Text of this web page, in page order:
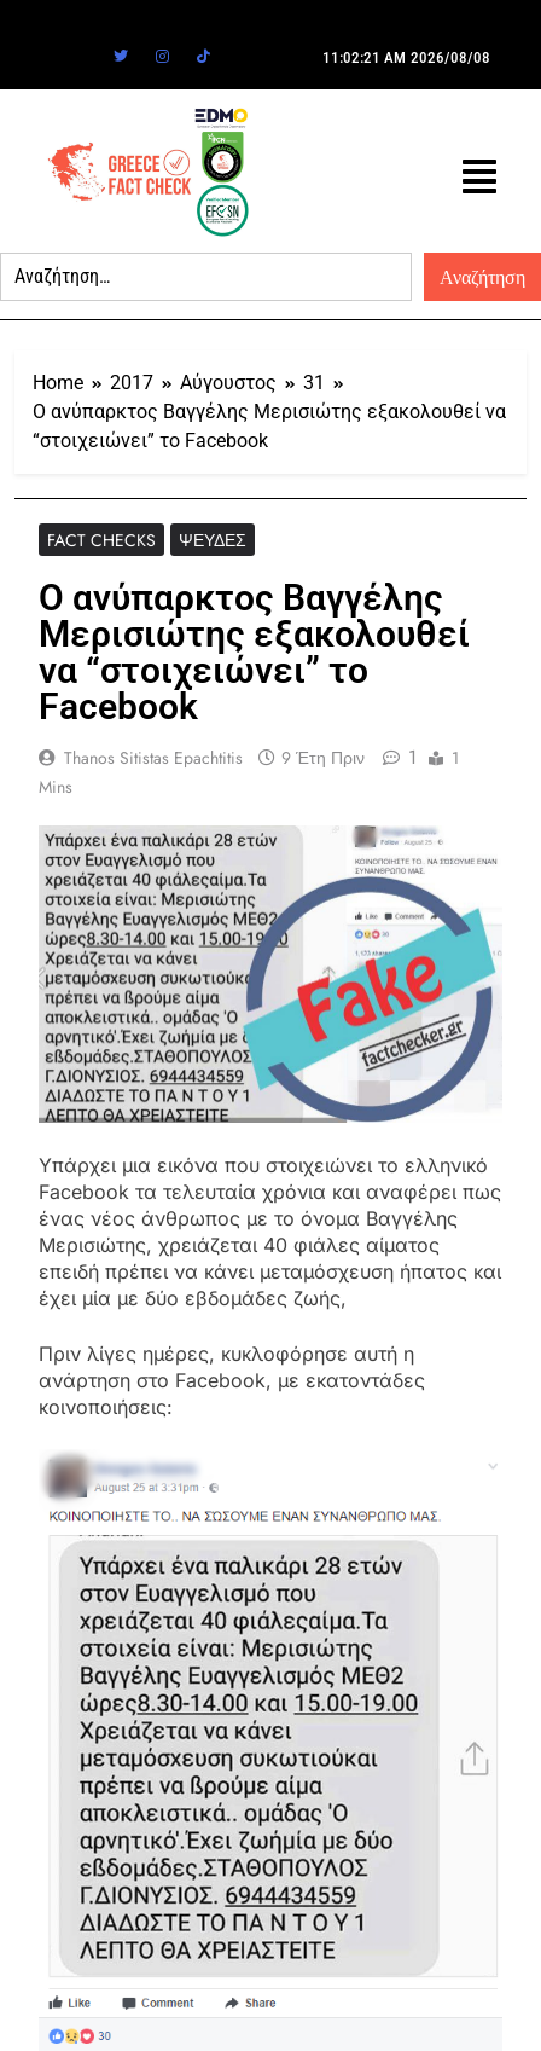
11:02:21 AM 2026/08/08
Home 2017 Αύγουστος
31
Ο ανύπαρκτος Βαγγέλης Μερισιώτης εξακολουθεί να
“στοιχειώνει” το Facebook
FACT CHECKS ΨΕΥΔΈΣ
Ο ανύπαρκτος Βαγγέλης
Μερισιώτης εξακολουθεί
να “στοιχειώνει” το
Facebook
Thanos Sitistas Epachtitis 9 Έτη Πριν 1
1
Mins
Υπάρχει μια εικόνα που στοιχειώνει το ελληνικό
Facebook τα τελευταία χρόνια και αναφέρει πως
ένας νέος άνθρωπος με το όνομα Βαγγέλης
Μερισιώτης, χρειάζεται 40 φιάλες αίματος
επειδή πρέπει να κάνει μεταμόσχευση ήπατος και
έχει μία με δύο εβδομάδες ζωής,
Πριν λίγες ημέρες, κυκλοφόρησε αυτή η
ανάρτηση στο Facebook, με εκατοντάδες
κοινοποιήσεις: